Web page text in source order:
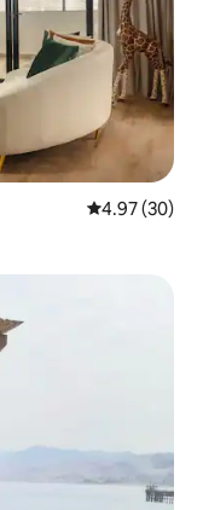
從 30 則評價
4.97 (30)